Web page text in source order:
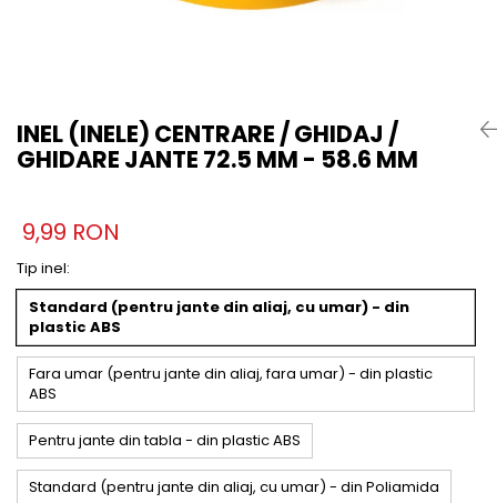
INEL (INELE) CENTRARE / GHIDAJ /
GHIDARE JANTE 72.5 MM - 58.6 MM
9,99 RON
Tip inel:
Standard (pentru jante din aliaj, cu umar) - din
plastic ABS
Fara umar (pentru jante din aliaj, fara umar) - din plastic
ABS
Pentru jante din tabla - din plastic ABS
Standard (pentru jante din aliaj, cu umar) - din Poliamida